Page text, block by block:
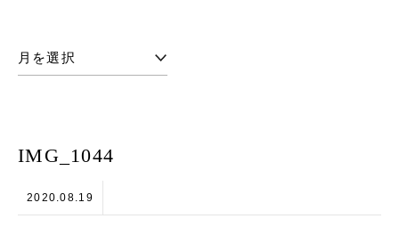
IMG_1044
2020.08.19